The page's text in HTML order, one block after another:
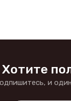
Хотите
и